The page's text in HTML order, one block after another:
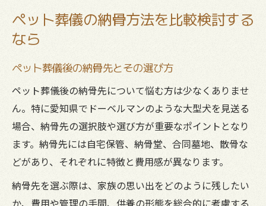
ペット葬儀の納骨方法を比較検討する
なら
ペット葬儀後の納骨先とその選び方
ペット葬儀後の納骨先について悩む方は少なくありませ
ん。特に愛知県でドーベルマンのような大型犬を見送る
場合、納骨先の選択肢や選び方が重要なポイントとなり
ます。納骨先には自宅保管、納骨堂、合同墓地、散骨な
どがあり、それぞれに特徴と費用感が異なります。
納骨先を選ぶ際は、家族の思い出をどのように残したい
か、費用や管理の手間、供養の形態を総合的に考慮する